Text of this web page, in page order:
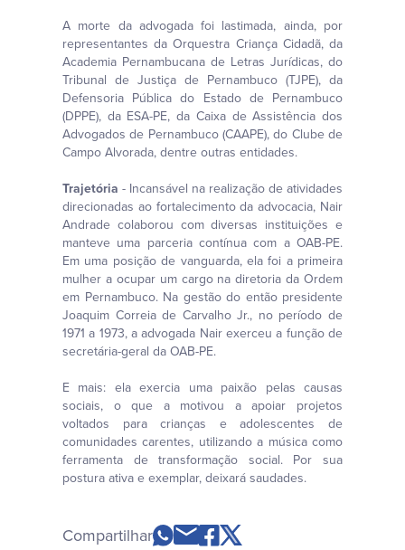
A morte da advogada foi lastimada, ainda, por
representantes da Orquestra Criança Cidadã, da
Academia Pernambucana de Letras Jurídicas, do
Tribunal de Justiça de Pernambuco (TJPE), da
Defensoria Pública do Estado de Pernambuco
(DPPE), da ESA-PE, da Caixa de Assistência dos
Advogados de Pernambuco (CAAPE), do Clube de
Campo Alvorada, dentre outras entidades.
Trajetória - Incansável na realização de atividades
direcionadas ao fortalecimento da advocacia, Nair
Andrade colaborou com diversas instituições e
manteve uma parceria contínua com a OAB-PE.
Em uma posição de vanguarda, ela foi a primeira
mulher a ocupar um cargo na diretoria da Ordem
em Pernambuco. Na gestão do então presidente
Joaquim Correia de Carvalho Jr., no período de
1971 a 1973, a advogada Nair exerceu a função de
secretária-geral da OAB-PE.
E mais: ela exercia uma paixão pelas causas
sociais, o que a motivou a apoiar projetos
voltados para crianças e adolescentes de
comunidades carentes, utilizando a música como
ferramenta de transformação social. Por sua
postura ativa e exemplar, deixará saudades.
Compartilhar